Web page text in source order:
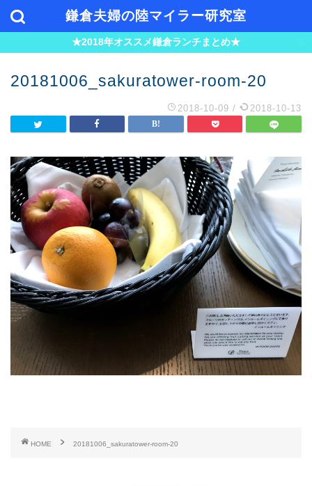
鎌倉夫婦の陸マイラー研究室
★2018年オススメ鎌倉ランチまとめ★
20181006_sakuratower-room-20
2018-10-09 / 2018-10-13
HOME 20181006_sakuratower-room-20